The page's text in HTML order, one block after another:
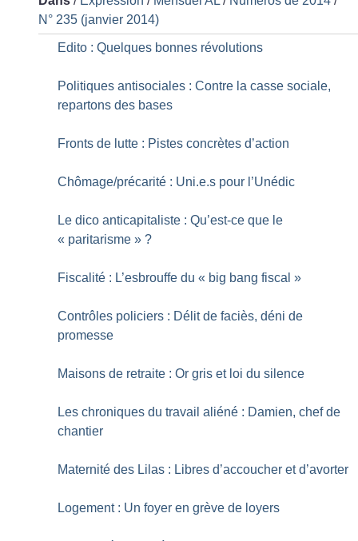
N° 235 (janvier 2014)
Edito : Quelques bonnes révolutions
Politiques antisociales : Contre la casse sociale,
repartons des bases
Fronts de lutte : Pistes concrètes d’action
Chômage/précarité : Uni.e.s pour l’Unédic
Le dico anticapitaliste : Qu’est-ce que le
« paritarisme » ?
Fiscalité : L’esbrouffe du « big bang fiscal »
Contrôles policiers : Délit de faciès, déni de
promesse
Maisons de retraite : Or gris et loi du silence
Les chroniques du travail aliéné : Damien, chef de
chantier
Maternité des Lilas : Libres d’accoucher et d’avorter
Logement : Un foyer en grève de loyers